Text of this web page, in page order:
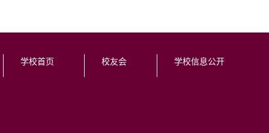
学校首页 校友会 学校信息公开